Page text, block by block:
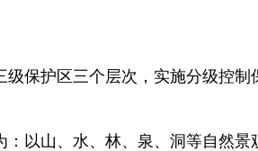
保护区三个层次，实施分级控
以山、水、林、泉、洞等自然